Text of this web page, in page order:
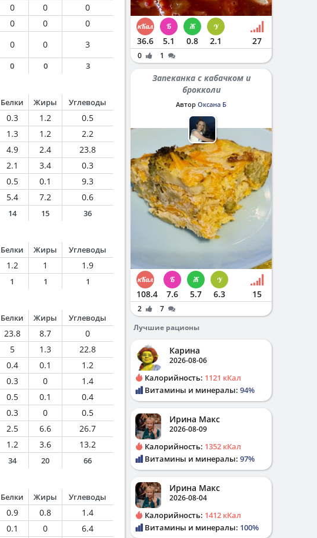
0 0
0
0 0
0
0 0
3
0 0 3
Белки Жиры Углеводы
0.3 1.2
0.5
1.3 1.2
2.2
4.9 2.4
23.8
2.1 3.4
0.3
0.5 0.1
9.3
5.4 7.2
0.6
14 15 36
Белки Жиры Углеводы
1.2 1
1.9
1 1 1
Белки Жиры Углеводы
23.8 8.7
0
5 1.3
22.8
0.4 0.1
1.2
0.3 0
1.4
0.5 0.1
0.4
0.3 0
0.5
2.5 6.6
26.7
1.2 3.6
13.2
34 20 66
Белки Жиры Углеводы
0.9 0.8
1.4
0.1 0
6.4
36.6 5.1 0.8 2.1 27
0 1
Запеканка с кабачком и
брокколи
Автор Оксана Б
108.4 7.6 5.7 6.3 15
2
7
Лучшие рационы
Карина
2026-08-06
Калорийность: 1121 кКал
Витамины и минералы: 94%
Ирина Макс
2026-08-09
Калорийность: 1352 кКал
Витамины и минералы: 97%
Ирина Макс
2026-08-04
Калорийность: 1412 кКал
Витамины и минералы: 100%